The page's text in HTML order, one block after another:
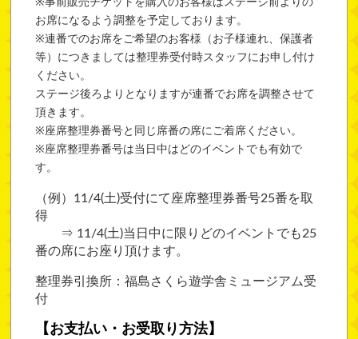
お席になるよう調整を予定しております。
※連番でのお席をご希望のお客様（お子様連れ、保護者
等）につきましては整理券受付時スタッフにお申し付け
ください。
ステージ後ろよりとなりますが連番でお席を調整させて
頂きます。
※座席整理券番号と同じ席番の席にご着席ください。
※座席整理券番号は当日中はどのイベントでも有効で
す。
（例）11/4(土)受付にて座席整理券番号25番を取
得
⇒ 11/4(土)当日中に限りどのイベントでも25
番の席にお座り頂けます。
整理券引換所：福島さくら遊学舎ミュージアム受
付
【お支払い・お受取り方法】